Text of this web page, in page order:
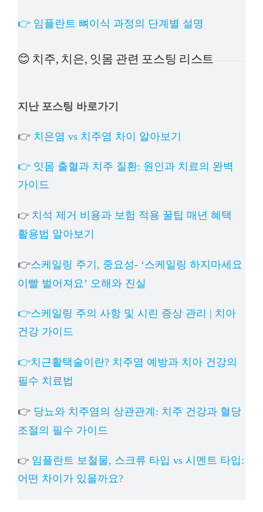
👉 임플란트 뼈이식 과정의 단계별 설명
😊 치주, 치은, 잇몸 관련 포스팅 리스트
지난 포스팅 바로가기
👉 치은염 vs 치주염 차이 알아보기
👉 잇몸 출혈과 치주 질환: 원인과 치료의 완벽
가이드
👉 치석 제거 비용과 보험 적용 꿀팁 매년 혜택
활용법 알아보기
👉스케일링 주기, 중요성- ‘스케일링 하지마세요
이빨 벌어져요’ 오해와 진실
👉스케일링 주의 사항 및 시린 증상 관리 | 치아
건강 가이드
👉치근활택술이란? 치주염 예방과 치아 건강의
필수 치료법
👉 당뇨와 치주염의 상관관계: 치주 건강과 혈당
조절의 필수 가이드
👉 임플란트 보철물, 스크류 타입 vs 시멘트 타입:
어떤 차이가 있을까요?